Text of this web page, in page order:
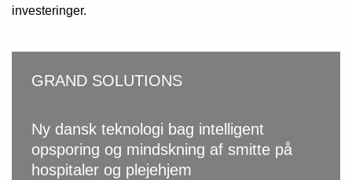
investeringer.
GRAND SOLUTIONS
Ny dansk teknologi bag intelligent
opsporing og mindskning af smitte på
hospitaler og plejehjem